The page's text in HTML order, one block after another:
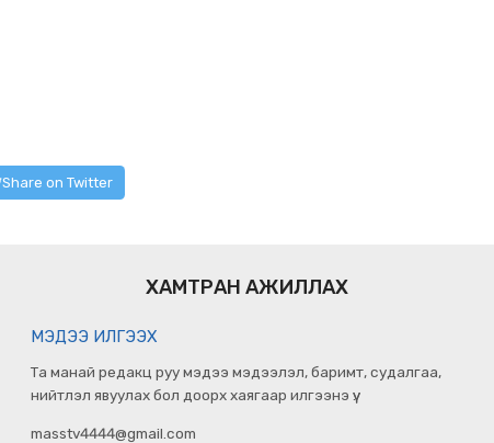
Share on Twitter
ХАМТРАН АЖИЛЛАХ
МЭДЭЭ ИЛГЭЭХ
Та манай редакц руу мэдээ мэдээлэл, баримт, судалгаа,
нийтлэл явуулах бол доорх хаягаар илгээнэ үү.
masstv4444@gmail.com